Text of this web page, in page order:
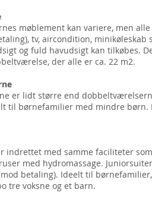
møblement kan variere, men
tv, aircondition,
og fuld havudsigt kan tilkøbes.
der alle er ca. 22 m2.
er lidt større end
til børnefamilier med mindre børn.
indrettet med samme faciliteter
med hydromassage.
betaling). Ideelt til
tre voksne og et barn.